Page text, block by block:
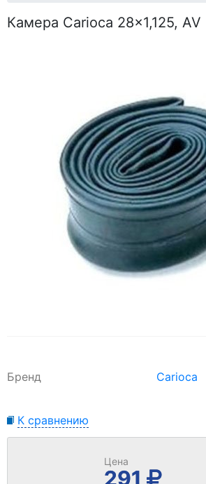
Камера Carioca 28x1,125, AV
Бренд Carioca
К сравнению
Цена
291